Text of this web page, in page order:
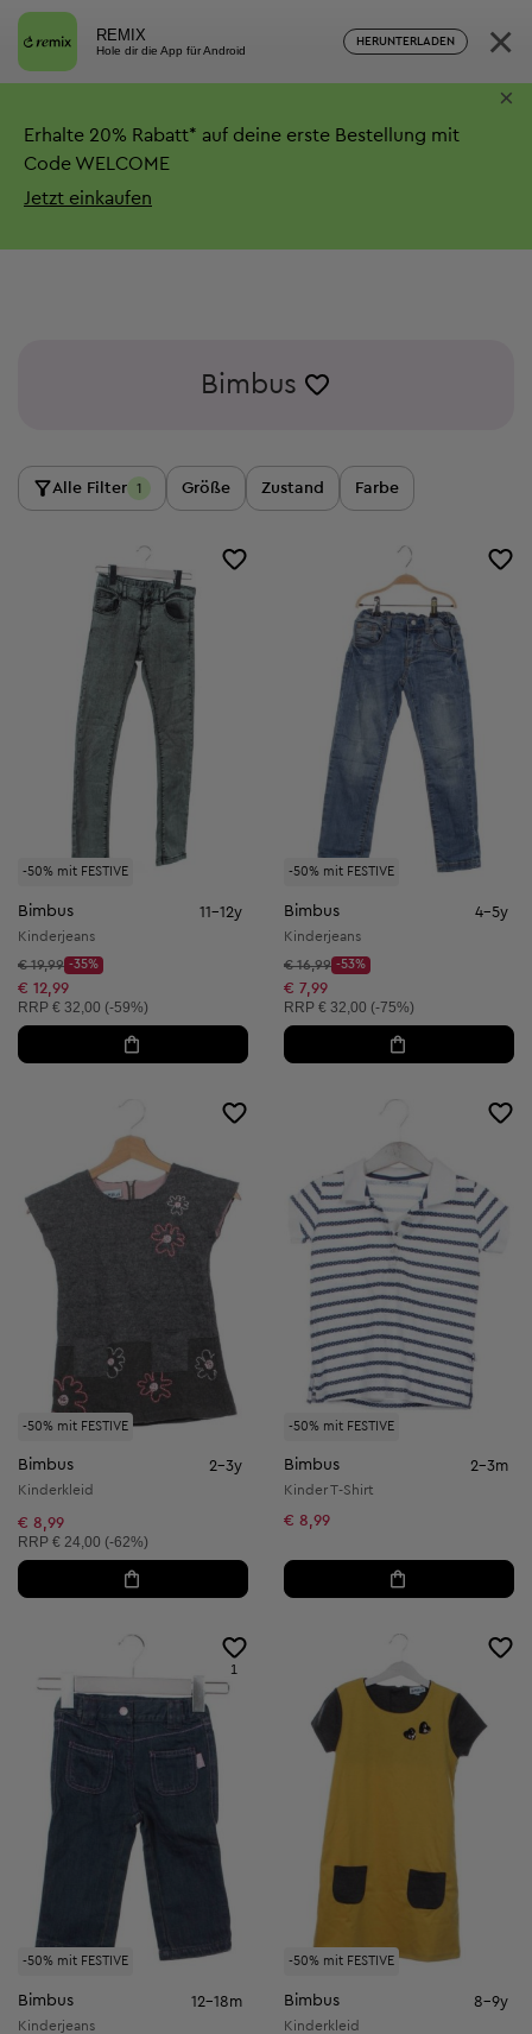
REMIX
Hole dir die App für Android
HERUNTERLADEN ×
Erhalte 20% Rabatt* auf deine erste Bestellung mit
Code WELCOME
Jetzt einkaufen
×
Bimbus
Alle Filter 1 Größe Zustand Farbe
-50% mit FESTIVE
Bimbus 11-12y
Kinderjeans
Startpreis:
€ 19,99
Discount Price:
-35%
Reduzierter Preis:
€ 12,99
Unverbindliche Preisempfehlung:
RRP € 32,00 (-59%)
-50% mit FESTIVE
Bimbus 4-5y
Kinderjeans
Startpreis:
€ 16,99
Discount Price:
-53%
Reduzierter Preis:
€ 7,99
Unverbindliche Preisempfehlung:
RRP € 32,00 (-75%)
-50% mit FESTIVE
Bimbus 2-3y
Kinderkleid
€ 8,99
Unverbindliche Preisempfehlung:
RRP € 24,00 (-62%)
-50% mit FESTIVE
Bimbus 2-3m
Kinder T-Shirt
€ 8,99
-50% mit FESTIVE
1
Bimbus 12-18m
Kinderjeans
-50% mit FESTIVE
Bimbus 8-9y
Kinderkleid